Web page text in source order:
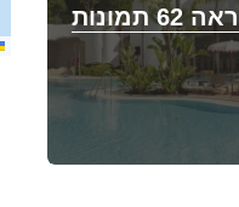
ראה 62 תמונות